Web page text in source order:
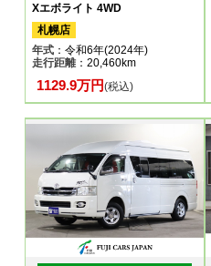
Xエボライト 4WD
札幌店
年式 ：令和6年(2024年)
走行距離：20,460km
1129.9万円(税込)